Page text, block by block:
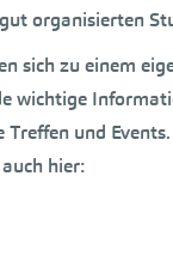
organisierten
sich zu einem
wichtige
und Events.
hier: